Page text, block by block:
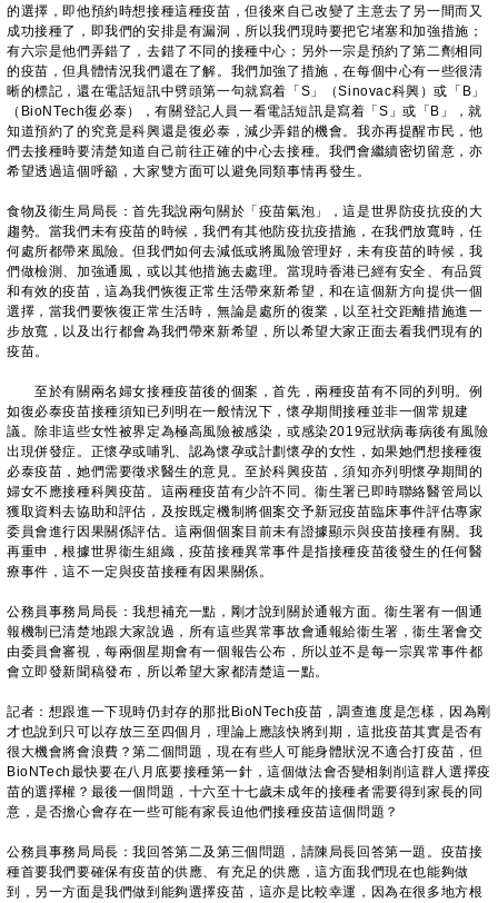
的選擇，即他預約時想接種這種疫苗，但後來自己改變了主意去了另一間而又
成功接種了，即我們的安排是有漏洞，所以我們現時要把它堵塞和加強措施；
有六宗是他們弄錯了，去錯了不同的接種中心；另外一宗是預約了第二劑相同
的疫苗，但具體情況我們還在了解。我們加強了措施，在每個中心有一些很清
晰的標記，還在電話短訊中劈頭第一句就寫着「S」（Sinovac科興）或「B」
（BioNTech復必泰），有關登記人員一看電話短訊是寫着「S」或「B」，就
知道預約了的究竟是科興還是復必泰，減少弄錯的機會。我亦再提醒市民，他
們去接種時要清楚知道自己前往正確的中心去接種。我們會繼續密切留意，亦
希望透過這個呼籲，大家雙方面可以避免同類事情再發生。
食物及衞生局局長：首先我說兩句關於「疫苗氣泡」，這是世界防疫抗疫的大
趨勢。當我們未有疫苗的時候，我們有其他防疫抗疫措施，在我們放寬時，任
何處所都帶來風險。但我們如何去減低或將風險管理好，未有疫苗的時候，我
們做檢測、加強通風，或以其他措施去處理。當現時香港已經有安全、有品質
和有效的疫苗，這為我們恢復正常生活帶來新希望，和在這個新方向提供一個
選擇，當我們要恢復正常生活時，無論是處所的復業，以至社交距離措施進一
步放寬，以及出行都會為我們帶來新希望，所以希望大家正面去看我們現有的
疫苗。
至於有關兩名婦女接種疫苗後的個案，首先，兩種疫苗有不同的列明。例
如復必泰疫苗接種須知已列明在一般情況下，懷孕期間接種並非一個常規建
議。除非這些女性被界定為極高風險被感染，或感染2019冠狀病毒病後有風險
出現併發症。正懷孕或哺乳、認為懷孕或計劃懷孕的女性，如果她們想接種復
必泰疫苗，她們需要徵求醫生的意見。至於科興疫苗，須知亦列明懷孕期間的
婦女不應接種科興疫苗。這兩種疫苗有少許不同。衞生署已即時聯絡醫管局以
獲取資料去協助和評估，及按既定機制將個案交予新冠疫苗臨床事件評估專家
委員會進行因果關係評估。這兩個個案目前未有證據顯示與疫苗接種有關。我
再重申，根據世界衞生組織，疫苗接種異常事件是指接種疫苗後發生的任何醫
療事件，這不一定與疫苗接種有因果關係。
公務員事務局局長：我想補充一點，剛才說到關於通報方面。衞生署有一個通
報機制已清楚地跟大家說過，所有這些異常事故會通報給衞生署，衞生署會交
由委員會審視，每兩個星期會有一個報告公布，所以並不是每一宗異常事件都
會立即發新聞稿發布，所以希望大家都清楚這一點。
記者：想跟進一下現時仍封存的那批BioNTech疫苗，調查進度是怎樣，因為剛
才也說到只可以存放三至四個月，理論上應該快將到期，這批疫苗其實是否有
很大機會將會浪費？第二個問題，現在有些人可能身體狀況不適合打疫苗，但
BioNTech最快要在八月底要接種第一針，這個做法會否變相剝削這群人選擇疫
苗的選擇權？最後一個問題，十六至十七歲未成年的接種者需要得到家長的同
意，是否擔心會存在一些可能有家長迫他們接種疫苗這個問題？
公務員事務局局長：我回答第二及第三個問題，請陳局長回答第一題。疫苗接
種首要我們要確保有疫苗的供應、有充足的供應，這方面我們現在也能夠做
到，另一方面是我們做到能夠選擇疫苗，這亦是比較幸運，因為在很多地方根